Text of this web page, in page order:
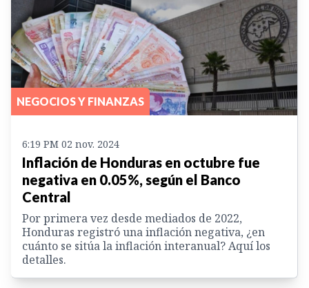
NEGOCIOS Y FINANZAS
6:19 PM 02 nov. 2024
Inflación de Honduras en octubre fue
negativa en 0.05%, según el Banco
Central
Por primera vez desde mediados de 2022,
Honduras registró una inflación negativa, ¿en
cuánto se sitúa la inflación interanual? Aquí los
detalles.